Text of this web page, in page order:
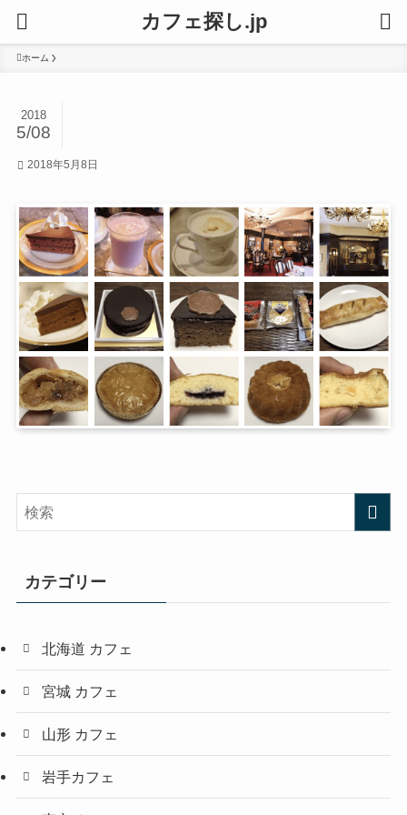
カフェ探し.jp
ホーム
2018
5/08
2018年5月8日
カテゴリー
北海道 カフェ
宮城 カフェ
山形 カフェ
岩手カフェ